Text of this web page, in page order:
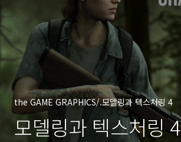
the GAME GRAPHICS/.모델링과 텍스처링 4
모델링과 텍스처링 4